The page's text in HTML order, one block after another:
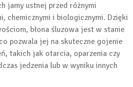
jamy ustnej przed różnymi
chemicznymi i biologicznymi. Dzięki
błona śluzowa jest w stanie
pozwala jej na skuteczne gojenie
takich jak otarcia, oparzenia czy
jedzenia lub w wyniku innych